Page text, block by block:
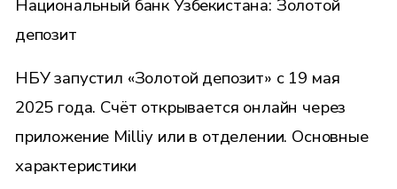
Национальный банк Узбекистана: Золотой
депозит
НБУ запустил «Золотой депозит» с 19 мая
2025 года. Счёт открывается онлайн через
приложение Milliy или в отделении. Основные
характеристики